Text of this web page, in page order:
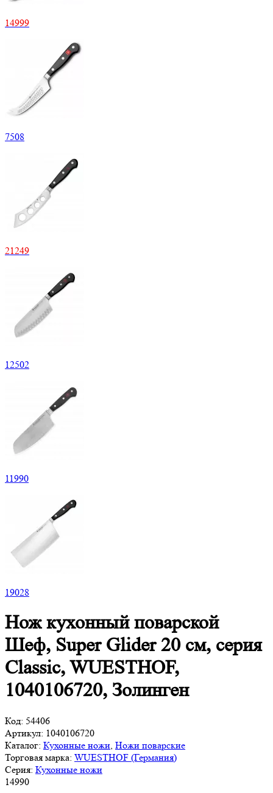
14999
7508
21249
12502
11990
19028
Нож кухонный поварской
Шеф, Super Glider 20 см, серия
Classic, WUESTHOF,
1040106720, Золинген
Код: 54406
Артикул: 1040106720
Каталог: Кухонные ножи Ножи поварские
Торговая марка: WUESTHOF (Германия)
Серия: Кухонные ножи
14990